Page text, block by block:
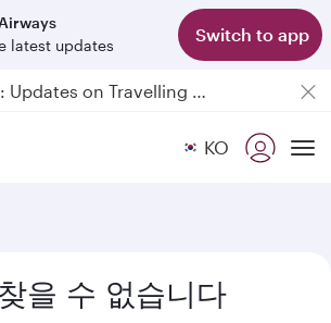
latest updates
Switch to app
Passengers flying between Doha and Auckland on QR914 and QR915
18 June 2026: Updates on Travelling with Power Banks
Qatar Airways Expands Global Network to over 160 Destinations KO
을 수 없습니다